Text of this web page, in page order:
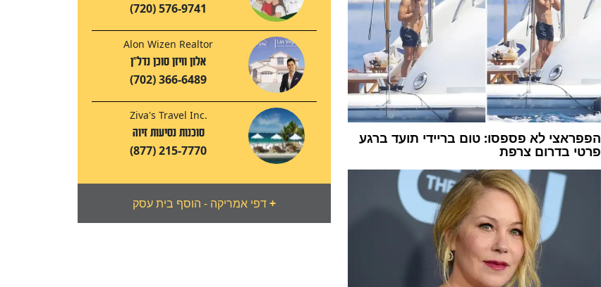
(720) 576-9741
Alon Wizen Realtor
אלון וויזן סוכן נדל"ן
(702) 366-6489
Ziva's Travel Inc.
סוכנות נסיעות זיוה
(877) 215-7770
דפי אמריקה - הוסף בית עסק+
הפפראצי לא פספסו: טום בריידי תועד ברגע
פרטי בדרום צרפת